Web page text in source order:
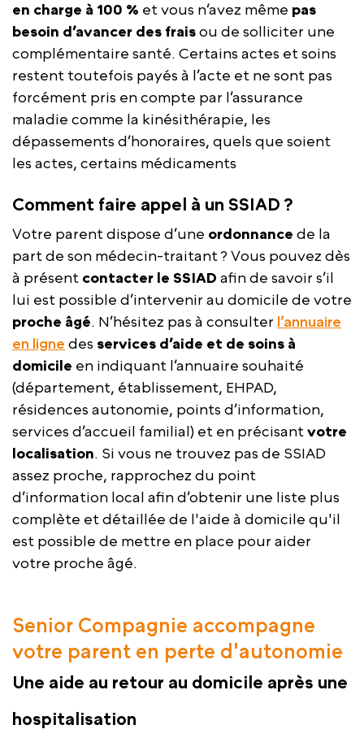
en charge à 100 % et vous n’avez même pas
besoin d’avancer des fraisou de solliciter une
complémentaire santé. Certains actes et soins
restent toutefois payés à l’acte et ne sont pas
forcément pris en compte par l’assurance
maladie comme la kinésithérapie, les
dépassements d’honoraires, quels que soient
les actes, certains médicaments
Comment faire appel à un SSIAD ?
Votre parent dispose d’une ordonnance de la
part de son médecin-traitant ? Vous pouvez dès
à présent contacter le SSIAD afin de savoir s’il
lui est possible d’intervenir au domicile de votre
proche âgé. N’hésitez pas à consulter l’annuaire
en ligne des services d’aide et de soins à
domicile en indiquant l’annuaire souhaité
(département, établissement, EHPAD,
résidences autonomie, points d’information,
services d’accueil familial) et en précisantvotre
localisation. Si vous ne trouvez pas de SSIAD
assez proche, rapprochez du point
d’information local afin d’obtenir une liste plus
complète et détaillée de l'aide à domicile qu'il
est possible de mettre en place pour aider
votre proche âgé.
Senior Compagnie accompagne
votre parent en perte d'autonomie
Une aide au retour au domicile après une
hospitalisation